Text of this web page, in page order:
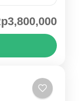
跡をもっと
たらお申し
ドネシア , サ
ジャカルタ に
ブドゥール
、インドネシ
ャカルタか
ルタ発 ジョグ